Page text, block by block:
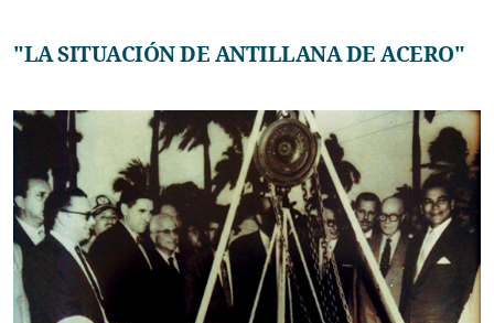
"LA SITUACIÓN DE ANTILLANA DE ACERO"